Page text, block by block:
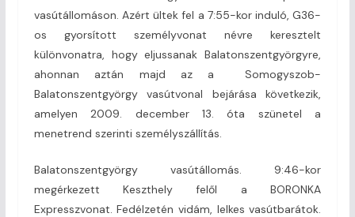
vasútállomáson. Azért ültek fel a 7:55-kor induló, G36-
os gyorsított személyvonat névre keresztelt
különvonatra, hogy eljussanak Balatonszentgyörgyre,
ahonnan aztán majd az a Somogyszob-
Balatonszentgyörgy vasútvonal bejárása következik,
amelyen 2009. december 13. óta szünetel a
menetrend szerinti személyszállítás.
Balatonszentgyörgy vasútállomás. 9:46-kor
megérkezett Keszthely felől a BORONKA
Expresszvonat. Fedélzetén vidám, lelkes vasútbarátok.